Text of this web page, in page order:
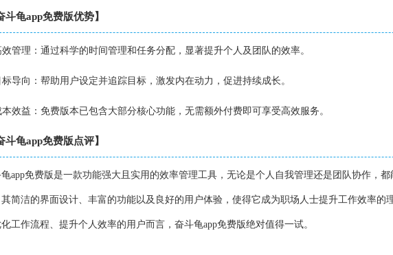
斗龟app免费版优势】
效管理：通过科学的时间管理和任务分配，显著提升个人及团队的效率。
标导向：帮助用户设定并追踪目标，激发内在动力，促进持续成长。
本效益：免费版本已包含大部分核心功能，无需额外付费即可享受高效服务。
斗龟app免费版点评】
app免费版是一款功能强大且实用的效率管理工具，无论是个人自我管理还是团队协作，
简洁的界面设计、丰富的功能以及良好的用户体验，使得它成为职场人士提升工作效率的
工作流程、提升个人效率的用户而言，奋斗龟app免费版绝对值得一试。